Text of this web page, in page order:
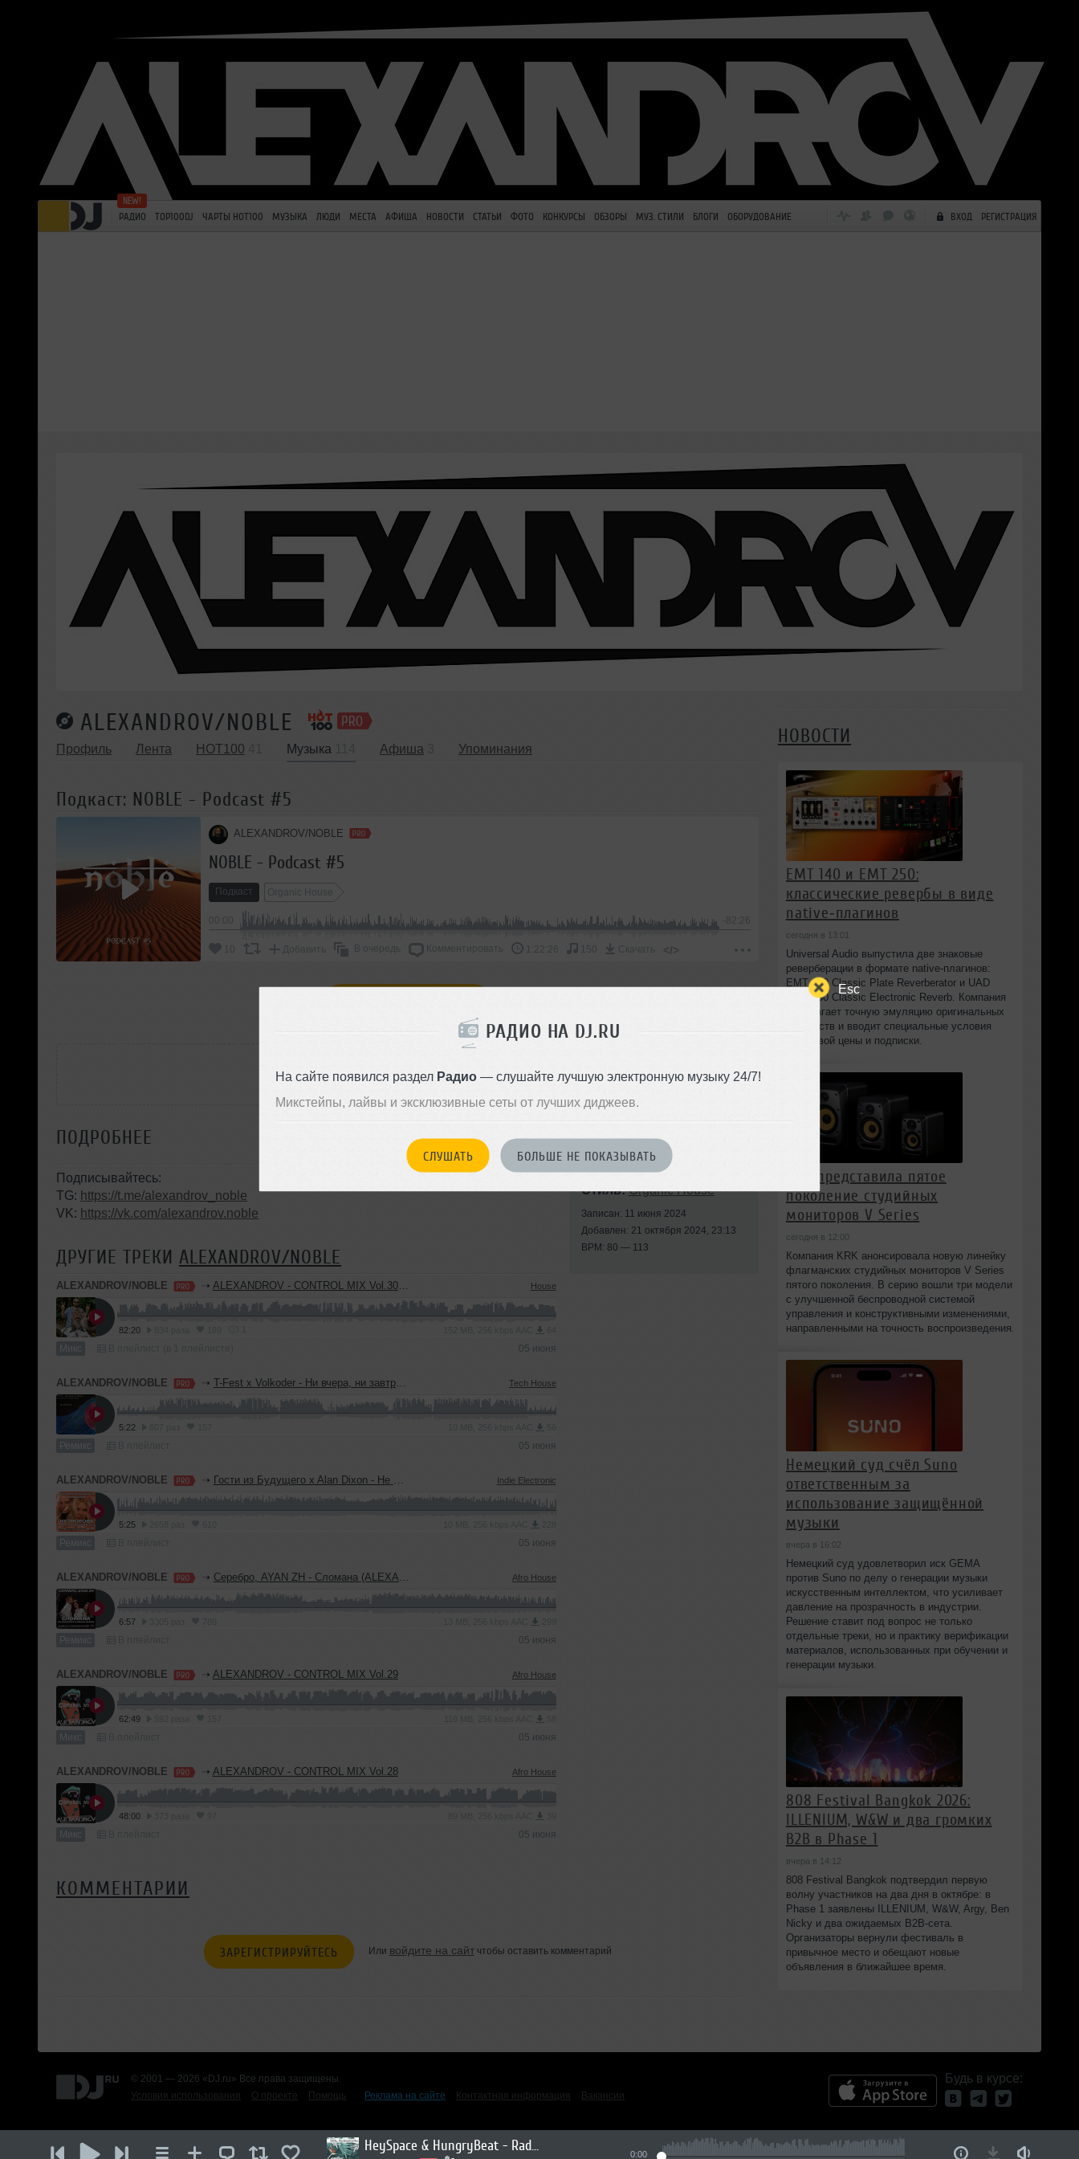
Esc
РАДИО НА DJ.RU
На сайте появился раздел Радио— слушайте лучшую электронную музыку 24/7!
Микстейпы, лайвы и эксклюзивные сеты от лучших диджеев.
СЛУШАТЬ БОЛЬШЕ НЕ ПОКАЗЫВАТЬ
HeySpace & HungryBeat - Radiophonika #224
0:00
РАДИО TOP100DJ ЧАРТЫ HOT100 МУЗЫКА ЛЮДИ МЕСТА АФИША НОВОСТИ СТАТЬИ ФОТО КОНКУРСЫ ОБЗОРЫ МУЗ. СТИЛИ БЛОГИ ОБОРУДОВАНИЕ ВХОД РЕГИСТРАЦИЯ
ALEXANDROV/NOBLE
Профиль Лента HOT100 Музыка Афиша Упоминания
Подкаст: NOBLE - Podcast #5
ALEXANDROV/NOBLE
NOBLE - Podcast #5
Подкаст Organic House
-82:26
Добавить В очередь Комментировать 1:22:26 150 Скачать </>
РАССКАЖИ ДРУЗЬЯМ
ПОДРОБНЕЕ
Подписывайтесь:
TG: https://t.me/alexandrov_noble
VK: https://vk.com/alexandrov.noble
ДРУГИЕ ТРЕКИ ALEXANDROV/NOBLE
ALEXANDROV/NOBLE ➝ ALEXANDROV - CONTROL MIX Vol.30 (Happy Birthday) House
82:20
Микс 05 июня
ALEXANDROV/NOBLE ➝ T-Fest x Volkoder - Ни вчера, ни завтра (ALEXANDROV & NEDLIN Blend) Tech House
5:22
Ремикс 05 июня
ALEXANDROV/NOBLE ➝ Гости из Будущего x Alan Dixon - Не любовь (NEDLIN & ALEXANDROV Blend) Indie Electronic
5:25
Ремикс 05 июня
ALEXANDROV/NOBLE ➝ Серебро, AYAN ZH - Сломана (ALEXANDROV & NEDLIN Blend) Afro House
6:57
Ремикс 05 июня
ALEXANDROV/NOBLE ➝ ALEXANDROV - CONTROL MIX Vol.29 Afro House
62:49
Микс 05 июня
ALEXANDROV/NOBLE ➝ ALEXANDROV - CONTROL MIX Vol.28 Afro House
48:00
Микс 05 июня
Стиль: Organic House
Записан: 11 июня 2024
Добавлен: 21 октября 2024, 23:13
BPM: 80 — 113
КОММЕНТАРИИ
ЗАРЕГИСТРИРУЙТЕСЬ Или войдите на сайтчтобы оставить комментарий
НОВОСТИ
EMT 140 и EMT 250:
классические ревербы в виде
native‑плагинов
сегодня в 13:01
Universal Audio выпустила две знаковые
реверберации в формате native‑плагинов:
EMT 140 Classic Plate Reverberator и UAD
EMT 250 Classic Electronic Reverb. Компания
предлагает точную эмуляцию оригинальных
устройств и вводит специальные условия
стартовой цены и подписки.
KRK представила пятое
поколение студийных
мониторов V Series
сегодня в 12:00
Компания KRK анонсировала новую линейку
флагманских студийных мониторов V Series
пятого поколения. В серию вошли три модели
с улучшенной беспроводной системой
управления и конструктивными изменениями,
направленными на точность воспроизведения.
Немецкий суд счёл Suno
ответственным за
использование защищённой
музыки
вчера в 16:02
Немецкий суд удовлетворил иск GEMA
против Suno по делу о генерации музыки
искусственным интеллектом, что усиливает
давление на прозрачность в индустрии.
Решение ставит под вопрос не только
отдельные треки, но и практику верификации
материалов, использованных при обучении и
генерации музыки.
808 Festival Bangkok 2026:
ILLENIUM, W&W и два громких
B2B в Phase 1
вчера в 14:12
808 Festival Bangkok подтвердил первую
волну участников на два дня в октябре: в
Phase 1 заявлены ILLENIUM, W&W, Argy, Ben
Nicky и два ожидаемых B2B-сета.
Организаторы вернули фестиваль в
привычное место и обещают новые
объявления в ближайшее время.
© 2001 — 2026 «DJ.ru» Все права защищены.
Условия использования
О проекте Помощь Реклама на сайте Контактная информация Вакансии
Будь в курсе: